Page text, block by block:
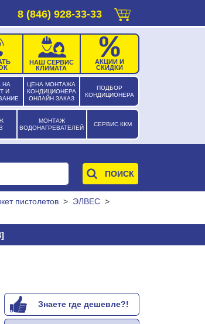
8 (846) 928-33-33
НА
И
ЦЕНА МОНТАЖА
КОНДИЦИОНЕРА
ОНЛАЙН ЗАКАЗ
ПОДБОР
КОНДИЦИОНЕРА
МОНТАЖ
ВОДОНАГРЕВАТЕЛЕЙ
СЕРВИС ККМ
НАШ СЕРВИС
КЛИМАТА
АКЦИИ И
СКИДКИ
пистолетов > ЭЛВЕС >
Знаете где дешевле?!